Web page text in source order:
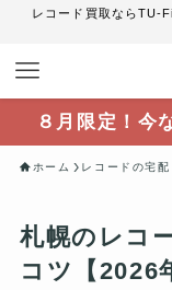
レコード買取ならTU-
８月限定！今
ホーム レコードの宅
札幌のレコ
コツ【2026